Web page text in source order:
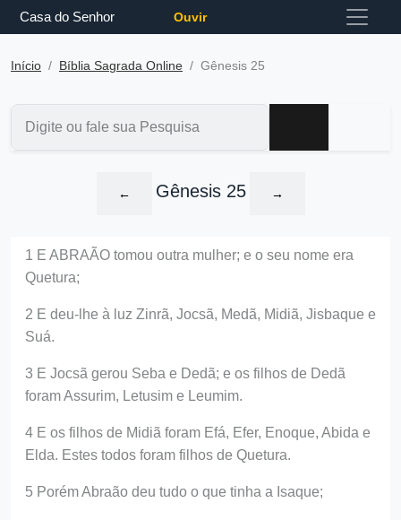
Casa do Senhor Ouvir
Início Bíblia Sagrada Online Gênesis 25
← Gênesis 25 →
1 E ABRAÃO tomou outra mulher; e o seu nome era
Quetura;
2 E deu-lhe à luz Zinrã, Jocsã, Medã, Midiã, Jisbaque e
Suá.
3 E Jocsã gerou Seba e Dedã; e os filhos de Dedã
foram Assurim, Letusim e Leumim.
4 E os filhos de Midiã foram Efá, Efer, Enoque, Abida e
Elda. Estes todos foram filhos de Quetura.
5 Porém Abraão deu tudo o que tinha a Isaque;